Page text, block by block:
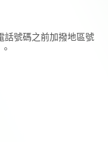
話號碼之前加撥地區號